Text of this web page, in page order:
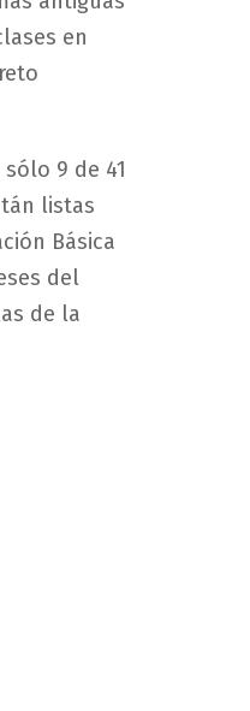
en
9 de 41
listas
Básica
del
de la